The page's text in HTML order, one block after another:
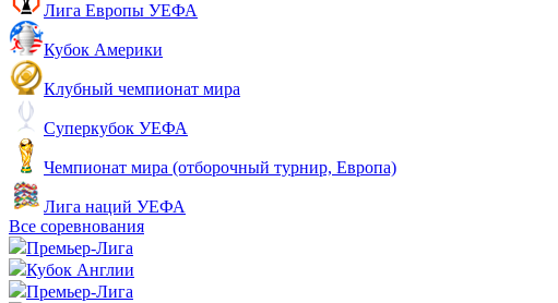
Лига Европы УЕФА
Кубок Америки
Клубный чемпионат мира
Суперкубок УЕФА
Чемпионат мира (отборочный турнир, Европа)
Лига наций УЕФА
Все соревнования
Премьер-Лига
Кубок Англии
Премьер-Лига